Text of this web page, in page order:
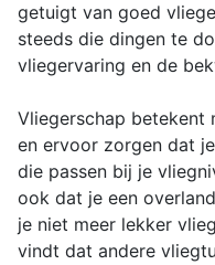
getuigt van goed
steeds die dingen te
vliegervaring en de
Vliegerschap betekent
en ervoor zorgen dat
die passen bij je
ook dat je een
je niet meer lekker
vindt dat andere